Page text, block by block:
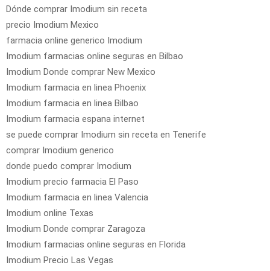
Dónde comprar Imodium sin receta
precio Imodium Mexico
farmacia online generico Imodium
Imodium farmacias online seguras en Bilbao
Imodium Donde comprar New Mexico
Imodium farmacia en linea Phoenix
Imodium farmacia en linea Bilbao
Imodium farmacia espana internet
se puede comprar Imodium sin receta en Tenerife
comprar Imodium generico
donde puedo comprar Imodium
Imodium precio farmacia El Paso
Imodium farmacia en linea Valencia
Imodium online Texas
Imodium Donde comprar Zaragoza
Imodium farmacias online seguras en Florida
Imodium Precio Las Vegas